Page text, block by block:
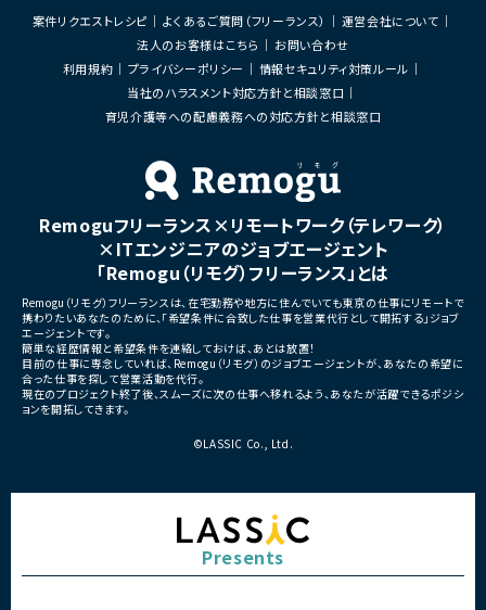
・SREの観点からの信頼性向上施策の企画・
・開発チーム向けプラットフォームの改善お
よび運用支援
・工場向けシステム開発チームの生産性向
・要件整理、設計、構築、運用改善、運用保守
■その他補足
・フルリモート勤務 （初日のみ田町へ出社の
可能性あり）
・OSSを積極的に活用する環境です
クログ管理支援
・非エンジニアPOへの技術
の翻訳支援
・ゴールやスコープのチーム
・他スクラムマスターとのナ
織的なアジャイル推進施策の
・顧客体験を統合する新規プ
立ち上げに伴う体制強化
・アジャイル文化の浸透およ
の成長促進
■担当工程
・要件定義
・プロダクト企画支援
・スクラム運営
・開発プロセス改善
案件リクエストレシピ よくあるご質問（フリーランス）
運営会社について
法人のお客様はこちら
お問い合わせ
利用規約
プライバシーポリシー
情報セキュリティ対策ルール
当社のハラスメント対応方針と相談窓口
育児介護等への配慮義務への対応方針と相談窓口
Remoguフリーランス×リモートワーク（テレワーク）
×ITエンジニアのジョブエージェント
「Remogu（リモグ）フリーランス」とは
Remogu（リモグ）フリーランスは、在宅勤務や地方に住んでいても東京の仕事にリモートで
携わりたいあなたのために、「希望条件に合致した仕事を営業代行として開拓する」ジョブ
エージェントです。
簡単な経歴情報と希望条件を連絡しておけば、あとは放置！
目前の仕事に専念していれば、Remogu（リモグ）のジョブエージェントが、あなたの希望に
合った仕事を探して営業活動を代行。
現在のプロジェクト終了後、スムーズに次の仕事へ移れるよう、あなたが活躍できるポジシ
ョンを開拓してきます。
©LASSIC Co., Ltd.
Presents